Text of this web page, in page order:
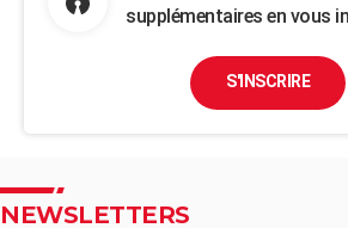
supplémentaires en vous
S'INSCRIRE
NEWSLETTERS